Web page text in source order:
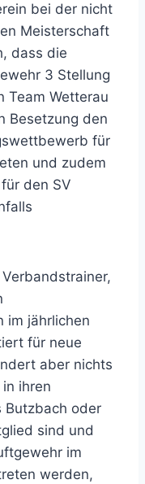
bei der nicht
Meisterschaft
dass die
3 Stellung
Team Wetterau
Besetzung den
für
und zudem
den SV
im jährlichen
für neue
aber nichts
ihren
Butzbach oder
sind und
im
werden,